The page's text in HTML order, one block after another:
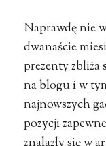
Naprawdę nie
dwanaście
prezenty zbliża
na blogu i w
najnowszych
pozycji